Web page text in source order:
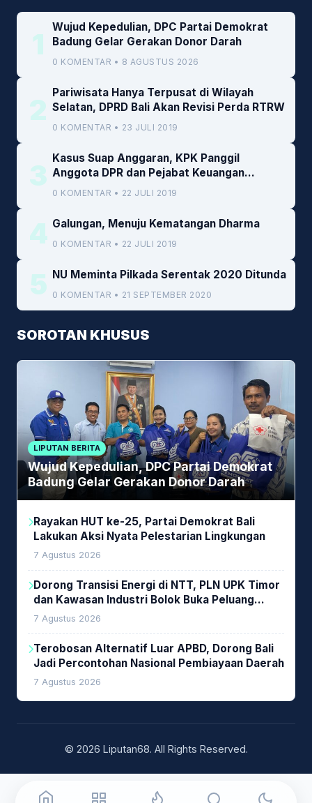
1
Wujud Kepedulian, DPC Partai Demokrat
Badung Gelar Gerakan Donor Darah
0 KOMENTAR • 8 AGUSTUS 2026
2
Pariwisata Hanya Terpusat di Wilayah
Selatan, DPRD Bali Akan Revisi Perda RTRW
0 KOMENTAR • 23 JULI 2019
3
Kasus Suap Anggaran, KPK Panggil
Anggota DPR dan Pejabat Keuangan
Kemenkeu
0 KOMENTAR • 22 JULI 2019
4 Galungan, Menuju Kematangan Dharma
0 KOMENTAR • 22 JULI 2019
5 NU Meminta Pilkada Serentak 2020 Ditunda
0 KOMENTAR • 21 SEPTEMBER 2020
SOROTAN KHUSUS
LIPUTAN BERITA
Wujud Kepedulian, DPC Partai Demokrat
Badung Gelar Gerakan Donor Darah
Rayakan HUT ke-25, Partai Demokrat Bali
Lakukan Aksi Nyata Pelestarian Lingkungan
7 Agustus 2026
Dorong Transisi Energi di NTT, PLN UPK Timor
dan Kawasan Industri Bolok Buka Peluang
Investasi Woodchip untuk Cofiring PLTU Bolok
7 Agustus 2026
Terobosan Alternatif Luar APBD, Dorong Bali
Jadi Percontohan Nasional Pembiayaan Daerah
7 Agustus 2026
© 2026 Liputan68. All Rights Reserved.